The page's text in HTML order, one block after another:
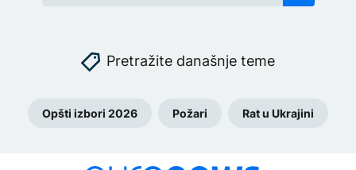
Pretražite današnje teme
Opšti izbori 2026 Požari Rat u Ukrajini